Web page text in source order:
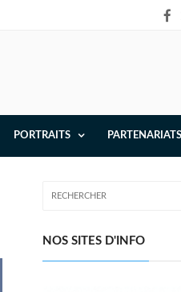
PORTRAITS PARTENARIATS
NOS SITES D'INFO